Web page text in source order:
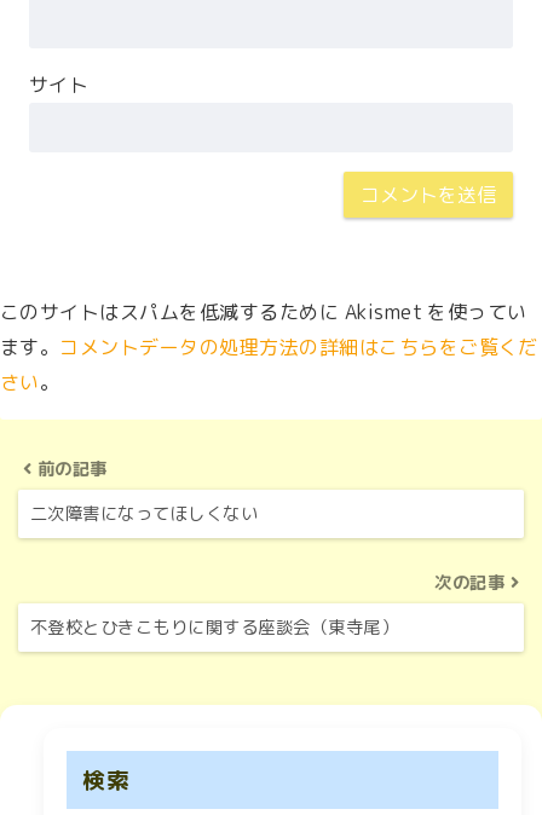
サイト
このサイトはスパムを低減するために Akismet を使ってい
ます。 コメントデータの処理方法の詳細はこちらをご覧くだ
さい。
前の記事
二次障害になってほしくない
次の記事
不登校とひきこもりに関する座談会（東寺尾）
検索